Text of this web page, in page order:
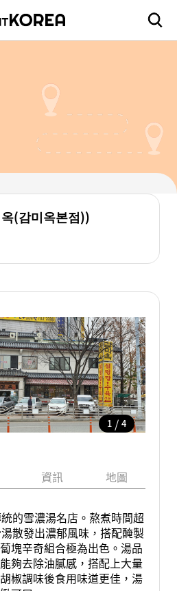
(감미옥본점))
1 / 4
資訊 地圖
的雪濃湯名店。熬煮時間超
散發出濃郁風味，搭配醃製
塊辛奇組合極為出色。湯品
夠去除油膩感，搭配上大量
椒調味後食用味道更佳，湯